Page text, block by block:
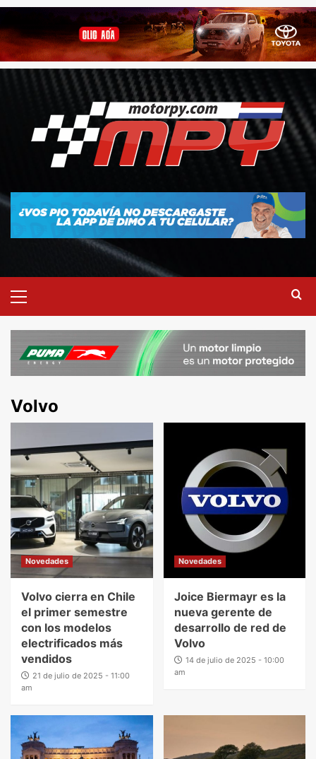
Volvo
Novedades
Volvo cierra en Chile
el primer semestre
con los modelos
electrificados más
vendidos
21 de julio de 2025 - 11:00
am
Novedades
Joice Biermayr es la
nueva gerente de
desarrollo de red de
Volvo
14 de julio de 2025 - 10:00
am